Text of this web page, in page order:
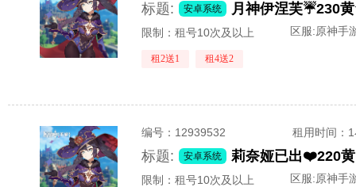
标题: 安卓系统
限制：租号10次及以上 区服:原神手
租2送1 租4送2
编号： 12939532 租用时间 ：
标题: 安卓系统
限制：租号10次及以上 区服:原神手